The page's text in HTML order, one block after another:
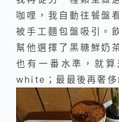
咖哩，我自動往餐盤
被手工麵包盤吸引。
幫他選擇了黑糖鮮奶
也有一番水準，就
white；最最後再奢侈